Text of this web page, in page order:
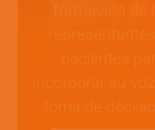
formación de
pacientes
incorporar su
toma de